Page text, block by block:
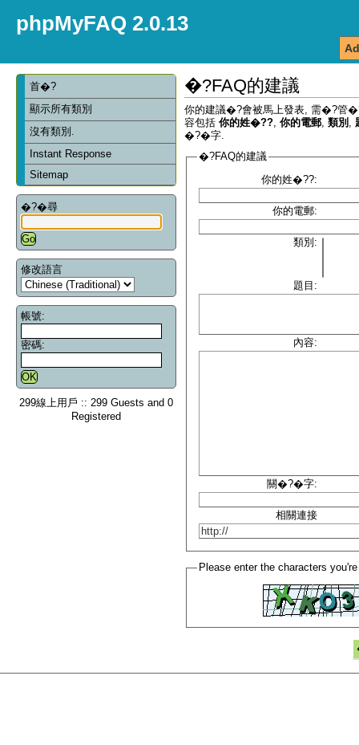
phpMyFAQ 2.0.13
首�?
顯示所有類別
沒有類別.
Instant Response
Sitemap
�?�尋
修改語言
帳號:
密碼:
299線上用戶 :: 299 Guests and 0
Registered
�?FAQ的建議
你的建議�?會被馬上發表, 需�?管
容包括 你的姓�?? 你的電郵 類別
�?�字.
�?FAQ的建議
你的姓�??:
你的電郵:
類別:
題目:
內容:
關�?�字:
相關連接
Please enter the characters